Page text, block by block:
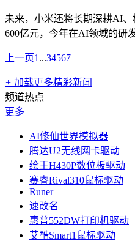
未来，小米还将长期深耕AI
600亿元，今年在AI领域的研
上一页1 ...34567
+ 加载更多精彩新闻
频道热点
更多
AI修仙世界模拟器
腾达U2无线网卡驱动
绘王H430P数位板驱动
赛睿Rival310鼠标驱动
Runer
速改名
惠普552DW打印机驱动
艾酷Smart1鼠标驱动